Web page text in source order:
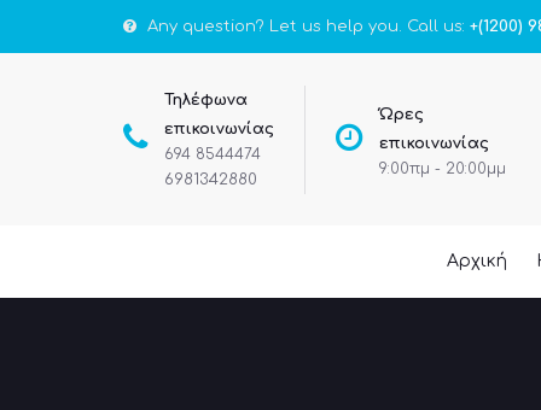
Any question? Let us help you. Call us: +(1200)
Τηλέφωνα
επικοινωνίας
694 8544474
6981342880
Ώρες
επικοινωνίας
9:00πμ - 20:00μμ
Αρχική